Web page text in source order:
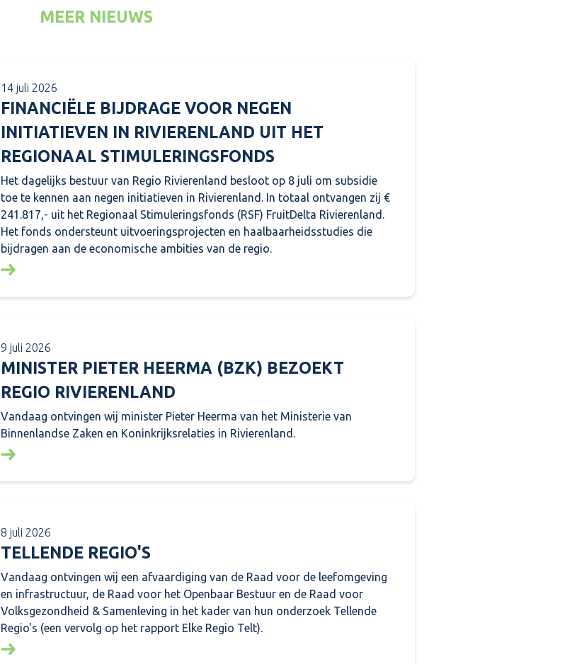
MEER NIEUWS
14 juli 2026
FINANCIËLE BIJDRAGE VOOR NEGEN
INITIATIEVEN IN RIVIERENLAND UIT HET
REGIONAAL STIMULERINGSFONDS
Het dagelijks bestuur van Regio Rivierenland besloot op 8 juli om subsidie
toe te kennen aan negen initiatieven in Rivierenland. In totaal ontvangen zij €
241.817,- uit het Regionaal Stimuleringsfonds (RSF) FruitDelta Rivierenland.
Het fonds ondersteunt uitvoeringsprojecten en haalbaarheidsstudies die
bijdragen aan de economische ambities van de regio.
Lees meer over: Financiële bijdrage voor negen initiatieven in Rivierenland uit het Regionaal
9 juli 2026
MINISTER PIETER HEERMA (BZK) BEZOEKT
REGIO RIVIERENLAND
Vandaag ontvingen wij minister Pieter Heerma van het Ministerie van
Binnenlandse Zaken en Koninkrijksrelaties in Rivierenland.
Lees meer over: Minister Pieter Heerma (BZK) bezoekt Regio Rivierenland
8 juli 2026
TELLENDE REGIO'S
Vandaag ontvingen wij een afvaardiging van de Raad voor de leefomgeving
en infrastructuur, de Raad voor het Openbaar Bestuur en de Raad voor
Volksgezondheid & Samenleving in het kader van hun onderzoek Tellende
Regio's (een vervolg op het rapport Elke Regio Telt).
Lees meer over: Tellende regio's